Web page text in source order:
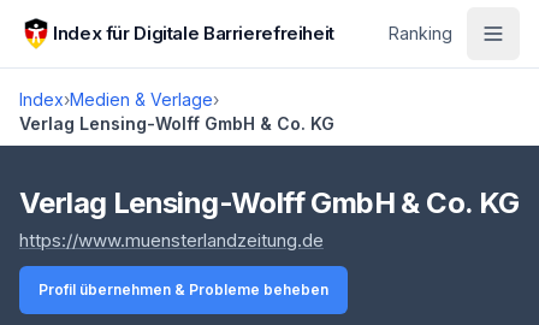
Zum Hauptinhalt springen
Index für Digitale Barrierefreiheit Ranking
Index›Medien & Verlage›
Verlag Lensing-Wolff GmbH & Co. KG
Score lädt
Verlag Lensing-Wolff GmbH & Co. KG
https://www.muensterlandzeitung.de
Profil übernehmen & Probleme beheben